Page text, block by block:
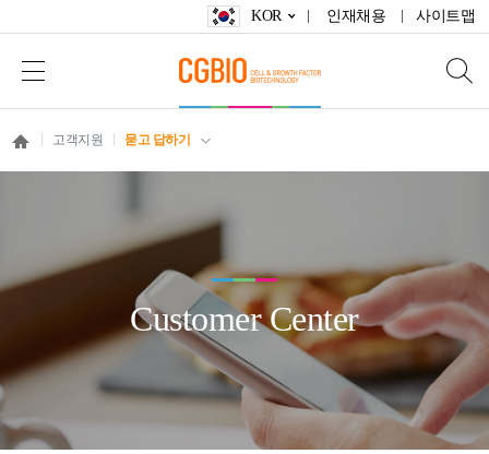
KOR 인재채용 사이트맵
고객지원 묻고 답하기
Customer Center